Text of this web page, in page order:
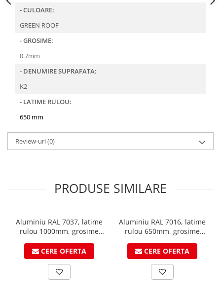
Accesorii ciocane
Scule
Trasatoare
Dispozitiv de indoit
Expandoare
Fierastraie
Topoare
Nicovale
FREUND
FALZSID
STUBAI
SCHLEBACH
Structuri fatade ventilate
- CULOARE:
GREEN ROOF
- GROSIME:
0.7mm
- DENUMIRE SUPRAFATA:
K2
- LATIME RULOU:
650 mm
Review-uri(0)
PRODUSE SIMILARE
Aluminiu RAL 7037, latime
rulou 1000mm, grosime
VESTIS
CERE OFERTA
Aluminiu RAL 7016, latime
rulou 650mm, grosime
VESTIS
CERE OFERTA